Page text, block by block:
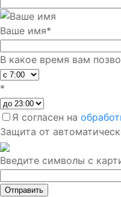
Ваше имя*
В какое время вам
*
Я согласен на
Защита от
Введите символы с